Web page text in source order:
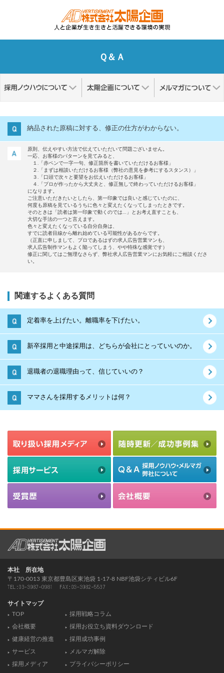
Ｑ＆Ａ
納品された原稿に対する、修正の仕方がわからない。
原則、伝えやすい方法で伝えていただいて問題ございません。
一応、お客様のパターンを見てみると、
１.「赤ペンで一字一句、修正箇所を書いていただけるお客様」
２.「まずは相談いただけるお客様（弊社の意見を参考にするスタンス）」
３.「口頭で次々と要望をお伝えいただけるお客様」
４.「プロが作ったから大丈夫と、修正無しで終わっていただけるお客様」
になります。
ご注意いただきたいとしたら、第一印象では良いと感じていたのに、
何度も原稿を見ているうちに色々と変えたくなってしまったときです。
そのときは「読者は第一印象で動くのでは…」とお考え直すことも、
大切な手法の一つと言えます。
色々と変えたくなっている自分自身は、
すでに読者目線から離れ始めている可能性があるからです。
（正直に申しまして、プロであるはずの求人広告営業マンも、
求人広告制作マンもよく陥ってしまう、やや特殊な感覚です）
修正に関してはご無理なさらず、弊社求人広告営業マンにお気軽にご相談くださ
い。
関連するよくある質問
定着率を上げたい。離職率を下げたい。
新卒採用と中途採用は、どちらが会社にとっていいのか。
退職者の退職理由って、信じていいの？
ママさんを採用するメリットは何？
本社 所在地
〒170-0013 東京都豊島区東池袋 1-17-8 NBF池袋シティビル6F
サイトマップ
TOP
会社概要
健康経営の推進
サービス
採用メディア
採用戦略コラム
採用お役立ち資料ダウンロード
採用成功事例
メルマガ解除
プライバシーポリシー